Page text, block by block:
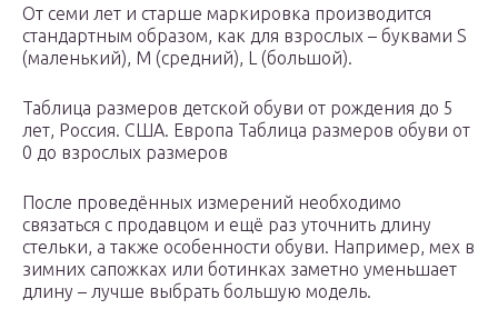
От семи лет и старше маркировка производится
стандартным образом, как для взрослых – буквами S
(маленький), M (средний), L (большой).
Таблица размеров детской обуви от рождения до 5
лет, Россия. США. Европа Таблица размеров обуви от
0 до взрослых размеров
После проведённых измерений необходимо
связаться с продавцом и ещё раз уточнить длину
стельки, а также особенности обуви. Например, мех в
зимних сапожках или ботинках заметно уменьшает
длину – лучше выбрать большую модель.